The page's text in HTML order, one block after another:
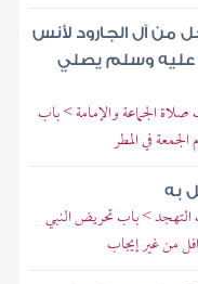
من آل الجارود لأنس
عليه وسلم يصلي
الجماعة والإمامة > باب
في المطر
به
> باب تحريض النبي
من غير إيجاب